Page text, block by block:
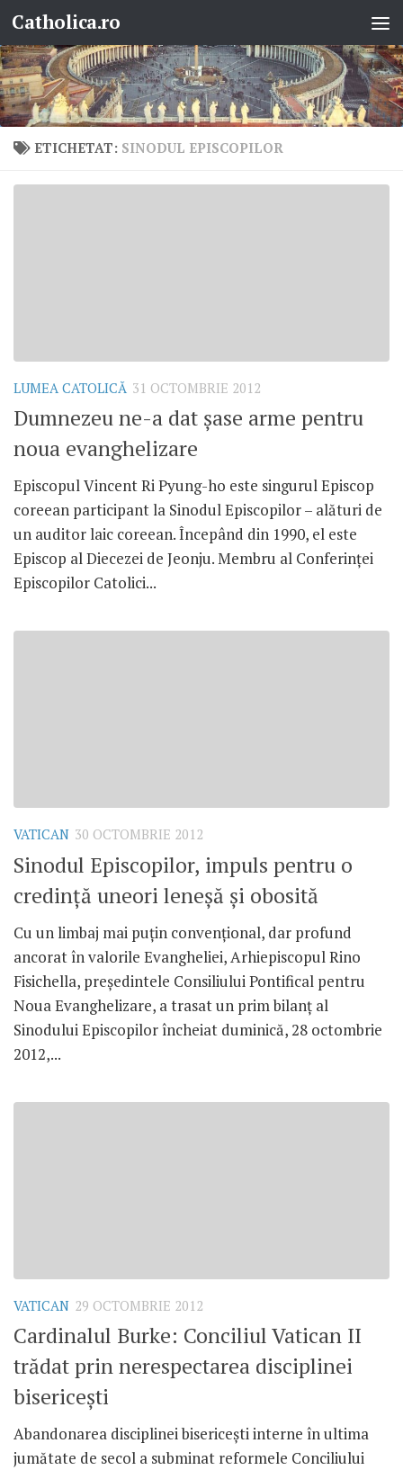
Skip to content
Catholica.ro
ETICHETAT: SINODUL EPISCOPILOR
LUMEA CATOLICĂ 31 OCTOMBRIE 2012
Dumnezeu ne-a dat şase arme pentru
noua evanghelizare
Episcopul Vincent Ri Pyung-ho este singurul Episcop
coreean participant la Sinodul Episcopilor – alături de
un auditor laic coreean. Începând din 1990, el este
Episcop al Diecezei de Jeonju. Membru al Conferinţei
Episcopilor Catolici...
VATICAN 30 OCTOMBRIE 2012
Sinodul Episcopilor, impuls pentru o
credinţă uneori leneşă şi obosită
Cu un limbaj mai puţin convenţional, dar profund
ancorat în valorile Evangheliei, Arhiepiscopul Rino
Fisichella, preşedintele Consiliului Pontifical pentru
Noua Evanghelizare, a trasat un prim bilanţ al
Sinodului Episcopilor încheiat duminică, 28 octombrie
2012,...
VATICAN 29 OCTOMBRIE 2012
Cardinalul Burke: Conciliul Vatican II
trădat prin nerespectarea disciplinei
bisericeşti
Abandonarea disciplinei bisericeşti interne în ultima
jumătate de secol a subminat reformele Conciliului